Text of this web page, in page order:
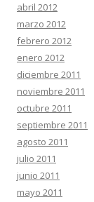
abril 2012
marzo 2012
febrero 2012
enero 2012
diciembre 2011
noviembre 2011
octubre 2011
septiembre 2011
agosto 2011
julio 2011
junio 2011
mayo 2011